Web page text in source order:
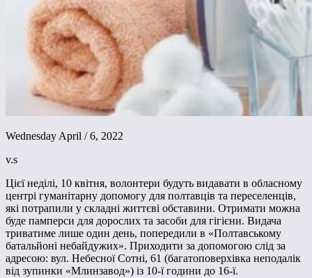
Wednesday April / 6, 2022
v.s
Цієї неділі, 10 квітня, волонтери будуть видавати в обласному
центрі гуманітарну допомогу для полтавців та переселенців,
які потрапили у складні життєві обставини. Отримати можна
буде памперси для дорослих та засоби для гігієни. Видача
триватиме лише один день, попередили в «Полтавському
батальйоні небайдужих». Приходити за допомогою слід за
адресою: вул. Небесної Сотні, 61 (багатоповерхівка неподалік
від зупинки «Млинзавод») із 10-ї години до 16-ї.